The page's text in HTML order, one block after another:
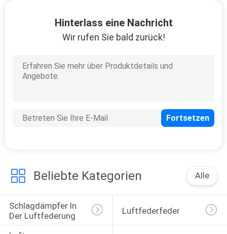
Toyota
Luftunterhängung
20
Hinterlass eine Nachricht
Wir rufen Sie bald zurück!
Beliebte Kategorien Alle
Schlagdämpfer In
Der Luftfederung
Luftfederfeder